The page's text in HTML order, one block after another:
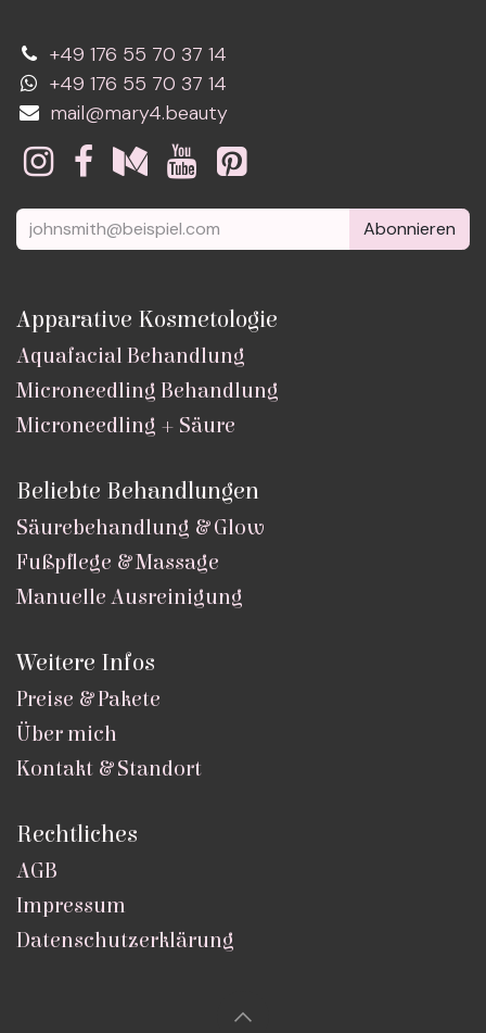
+49 176 55 70 37 14
+49 176 55 70 37 14
mail@mary4.beauty
Abonnieren
Apparative Kosmetologie
Aquafacial Behandlung
Microneedling Behandlung
Microneedling + Säure
Beliebte Behandlungen
Säurebehandlung & Glow
Fußpflege & Massage
Manuelle Ausreinigung
Weitere Infos
Preise & Pakete
Über mich
Kontakt & Standort
Rechtliches
AGB
Impressum
Datenschutzerklärung